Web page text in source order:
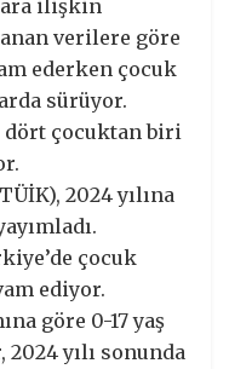
ilişkin
verilere göre
ederken çocuk
sürüyor.
dört çocuktan biri
2024 yılına
çocuk
ediyor.
göre 0-17 yaş
yılı sonunda